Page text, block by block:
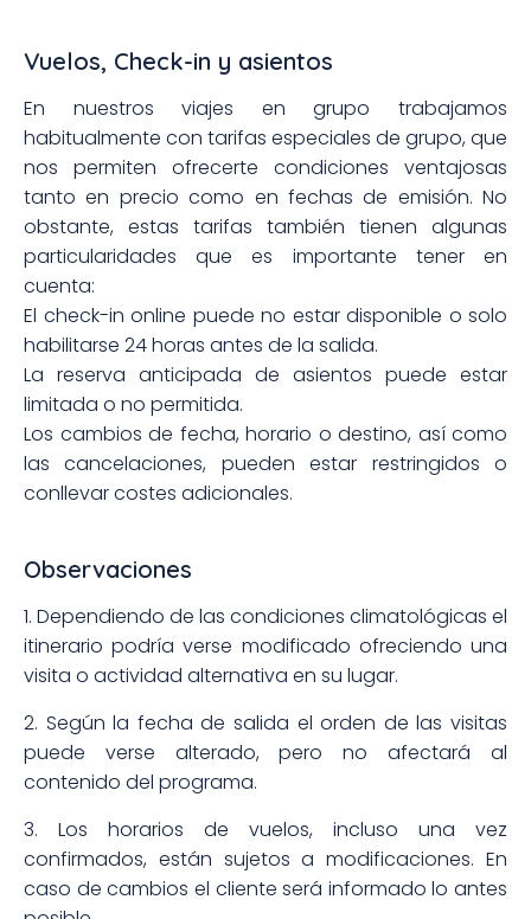
Vuelos, Check-in y asientos
En nuestros viajes en grupo trabajamos
habitualmente con tarifas especiales de grupo, que
nos permiten ofrecerte condiciones ventajosas
tanto en precio como en fechas de emisión. No
obstante, estas tarifas también tienen algunas
particularidades que es importante tener en
cuenta:
El check-in online puede no estar disponible o solo
habilitarse 24 horas antes de la salida.
La reserva anticipada de asientos puede estar
limitada o no permitida.
Los cambios de fecha, horario o destino, así como
las cancelaciones, pueden estar restringidos o
conllevar costes adicionales.
Observaciones
1. Dependiendo de las condiciones climatológicas el
itinerario podría verse modificado ofreciendo una
visita o actividad alternativa en su lugar.
2. Según la fecha de salida el orden de las visitas
puede verse alterado, pero no afectará al
contenido del programa.
3. Los horarios de vuelos, incluso una vez
confirmados, están sujetos a modificaciones. En
caso de cambios el cliente será informado lo antes